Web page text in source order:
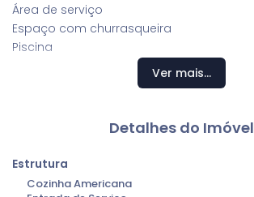
Área de serviço
Espaço com churrasqueira
Piscina
Ver mais...
Detalhes do Imóvel
Estrutura
Cozinha Americana